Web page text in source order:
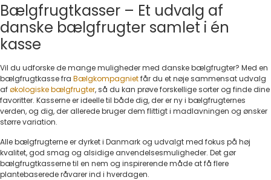
Bælgfrugtkasser – Et udvalg af
danske bælgfrugter samlet i én
kasse
Vil du udforske de mange muligheder med danske bælgfrugter? Med en
bælgfrugtkasse fra Bælgkompagnietfår du et nøje sammensat udvalg
aføkologiske bælgfrugter, så du kan prøve forskellige sorter og finde dine
favoritter. Kasserne er ideelle til både dig, der er ny i bælgfrugternes
verden, og dig, der allerede bruger dem flittigt i madlavningen og ønsker
større variation.
Alle bælgfrugterne er dyrket i Danmark og udvalgt med fokus på høj
kvalitet, god smag og alsidige anvendelsesmuligheder. Det gør
bælgfrugtkasserne til en nem og inspirerende måde at få flere
plantebaserede råvarer ind i hverdagen.